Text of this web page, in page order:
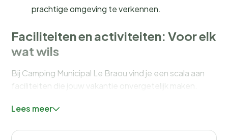
prachtige omgeving te verkennen.
Faciliteiten en activiteiten: Voor elk
wat wils
Bij Camping Municipal Le Braou vind je een scala aan
faciliteiten die jouw vakantie onvergetelijk maken.
compleet met een apart peuterbad voor de
grote speeltuin
of deelnemen aan de activiteiten van
Lees meer